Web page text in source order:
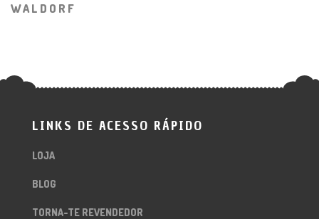
WALDORF
LINKS DE ACESSO RÁPIDO
LOJA
BLOG
TORNA-TE REVENDEDOR